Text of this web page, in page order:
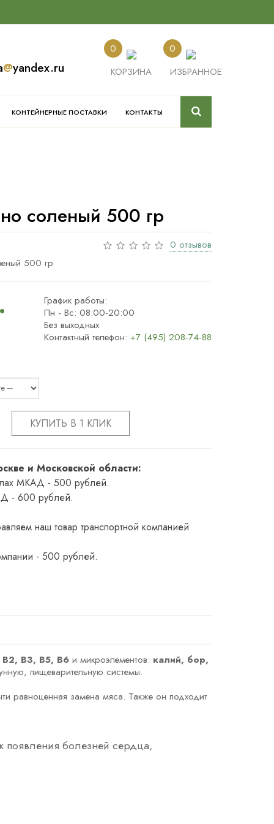
@yandex.ru
0
КОРЗИНА
0
ИЗБРАННОЕ
КОНТЕЙНЕРНЫЕ ПОСТАВКИ КОНТАКТЫ
соленый 500 гр
0 отзывов
500 гр
График работы:
Пн - Вс: 08:00-20:00
Без выходных
Контактный телефон: +7 (495) 208-74-88
КУПИТЬ В 1 КЛИК
и Московской области:
МКАД - 500 рублей.
- 600 рублей.
наш товар транспортной компанией
- 500 рублей.
В2, В3, В5, В6 и микроэлементов: калий, бор,
пищеварительную системы.
равноценная замена мяса. Также он подходит
появления болезней сердца,